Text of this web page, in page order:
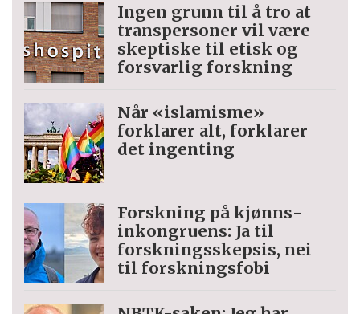
Ingen grunn til å tro at
trans­personer vil være
skeptiske til etisk og
forsvarlig forskning
Når «islamisme»
forklarer alt, forklarer
det ingenting
Forskning på kjønns­
inkongruens: Ja til
forskningsskepsis, nei
til forskningsfobi